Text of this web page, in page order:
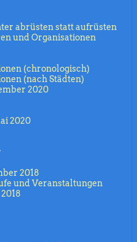
abrüsten statt aufrüsten
und Organisationen
(chronologisch)
(nach Städten)
2020
2020
2018
und Veranstaltungen